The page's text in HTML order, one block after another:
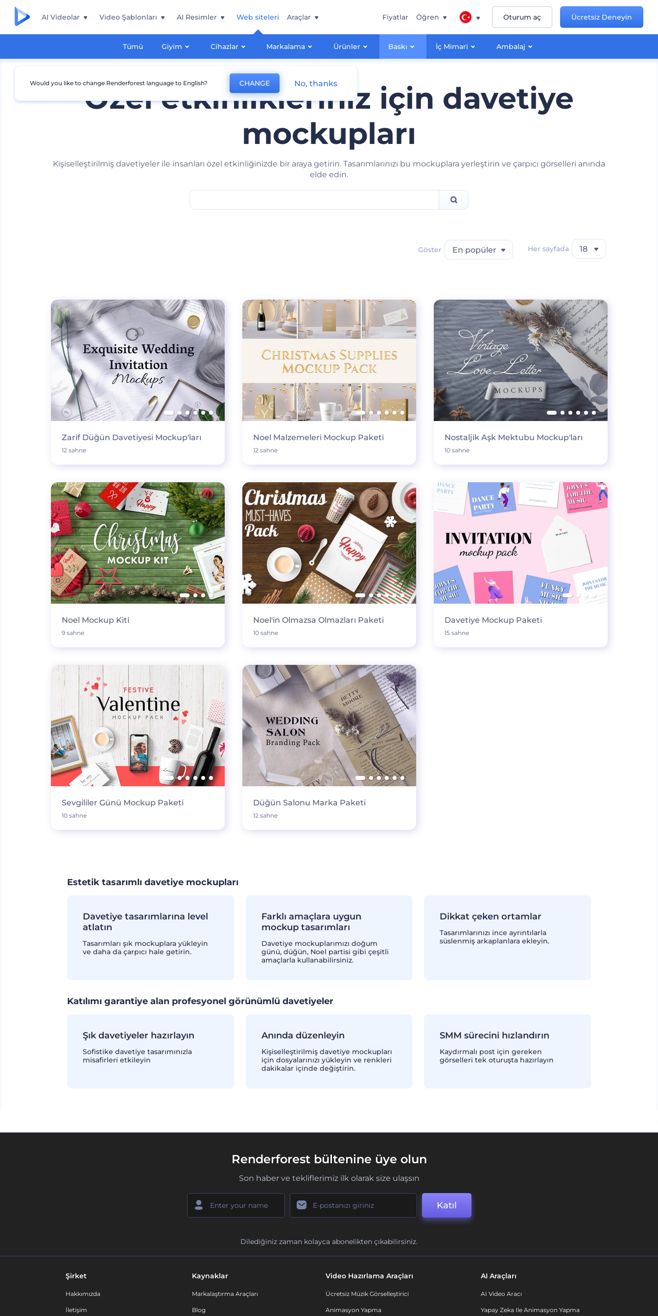
AI Videolar Video Şablonları AI Resimler Web siteleri
Tümü Giyim Cihazlar Markalama Ürünler Baskı İç Mimari Ambalaj
Araçlar Fiyatlar Öğren Oturum aç Ücretsiz Deneyin
Özel etkinlikleriniz için davetiye
mockupları
Kişiselleştirilmiş davetiyeler ile insanları özel etkinliğinizde bir araya getirin. Tasarımlarınızı bu mockuplara yerleştirin ve çarpıcı görselleri anında
elde edin.
Göster En popüler Her sayfada 18
Zarif Düğün Davetiyesi Mockup'ları
12 sahne
Noel Malzemeleri Mockup Paketi
12 sahne
Nostaljik Aşk Mektubu Mockup'ları
10 sahne
Noel Mockup Kiti
9 sahne
Noel'in Olmazsa Olmazları Paketi
10 sahne
Davetiye Mockup Paketi
15 sahne
Sevgililer Günü Mockup Paketi
10 sahne
Düğün Salonu Marka Paketi
12 sahne
Estetik tasarımlı davetiye mockupları
Davetiye tasarımlarına level
atlatın
Tasarımları şık mockuplara yükleyin
ve daha da çarpıcı hale getirin.
Farklı amaçlara uygun
mockup tasarımları
Davetiye mockuplarımızı doğum
günü, düğün, Noel partisi gibi çeşitli
amaçlarla kullanabilirsiniz.
Dikkat çeken ortamlar
Tasarımlarınızı ince ayrıntılarla
süslenmiş arkaplanlara ekleyin.
Katılımı garantiye alan profesyonel görünümlü davetiyeler
Şık davetiyeler hazırlayın
Sofistike davetiye tasarımınızla
misafirleri etkileyin
Anında düzenleyin
Kişiselleştirilmiş davetiye mockupları
için dosyalarınızı yükleyin ve renkleri
dakikalar içinde değiştirin.
SMM sürecini hızlandırın
Kaydırmalı post için gereken
görselleri tek oturuşta hazırlayın
Renderforest bültenine üye olun
Son haber ve tekliflerimiz ilk olarak size ulaşsın
Katıl
Dilediğiniz zaman kolayca abonelikten çıkabilirsiniz.
Şirket
Hakkımızda
İletişim
Kaynaklar
Markalaştırma Araçları
Blog
Video Hazırlama Araçları
Ücretsiz Müzik Görselleştirici
Animasyon Yapma
AI Araçları
AI Video Aracı
Yapay Zeka Ile Animasyon Yapma
Would you like to change Renderforest language to English? CHANGE No, thanks